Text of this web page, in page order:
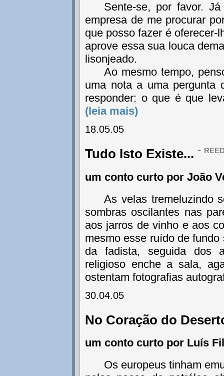
Sente-se, por favor.
empresa de me procurar
que posso fazer é oferecer-
aprove essa sua louca
lisonjeado.
Ao mesmo tempo,
uma nota a uma pergunta
responder: o que é que
(leia mais)
18.05.05
Tudo Isto Existe... -
um conto curto por João
As velas tremeluzindo
sombras oscilantes nas
aos jarros de vinho e aos
mesmo esse ruído de
da fadista, seguida dos
religioso enche a sala,
ostentam fotografias
30.04.05
No Coração do
um conto curto por Luís
Os europeus tinham